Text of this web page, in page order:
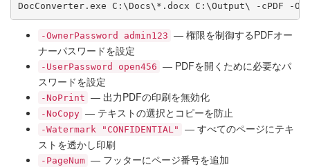
DocConverter.exe C:\Docs\*.docx C:\Output\ -cPDF -
-OwnerPassword admin123 — 権限を制御するPDFオー
ナーパスワードを設定
-UserPassword open456 — PDFを開くために必要なパ
スワードを設定
-NoPrint — 出力PDFの印刷を無効化
-NoCopy — テキストの選択とコピーを防止
-Watermark "CONFIDENTIAL"
— すべてのページにテキ
ストを透かし印刷
-PageNum — フッターにページ番号を追加